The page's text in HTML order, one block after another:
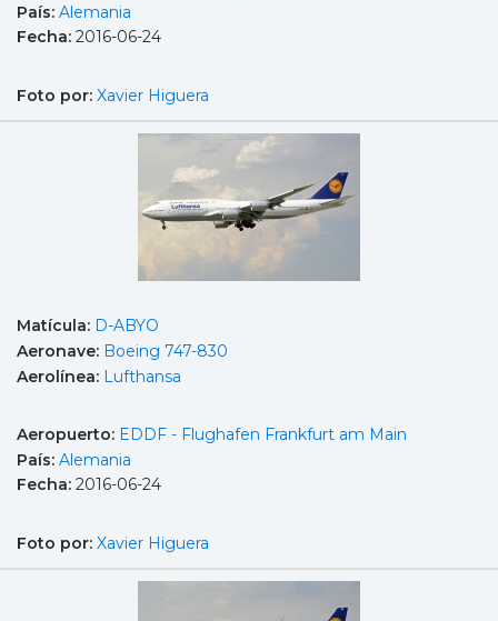
País: Alemania
Fecha: 2016-06-24
Foto por: Xavier Higuera
Matícula: D-ABYO
Aeronave: Boeing 747-830
Aerolínea: Lufthansa
Aeropuerto: EDDF - Flughafen Frankfurt am Main
País: Alemania
Fecha: 2016-06-24
Foto por: Xavier Higuera